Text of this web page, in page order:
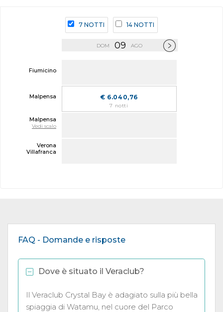
7 NOTTI 14 NOTTI
DOM 09 AGO
€ 6.040,76
7 notti
Fiumicino
Malpensa
Malpensa
Vedi scalo
Verona
Villafranca
FAQ - Domande e risposte
Dove è situato il Veraclub?
Il Veraclub Crystal Bay è adagiato sulla più bella
spiaggia di Watamu, nel cuore del Parco